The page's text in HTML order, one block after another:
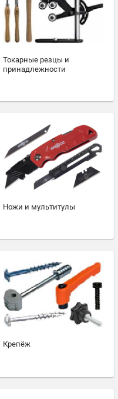
Токарные резцы и
принадлежности
Ножи и мультитулы
Крепёж